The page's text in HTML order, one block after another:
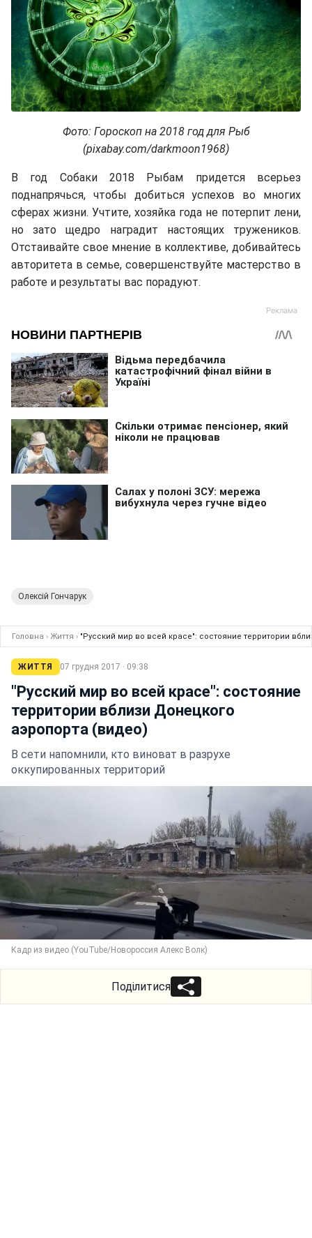
Фото: Гороскоп на 2018 год для Рыб
(pixabay.com/darkmoon1968)
В год Собаки 2018 Рыбам придется всерьез
поднапрячься, чтобы добиться успехов во многих
сферах жизни. Учтите, хозяйка года не потерпит лени,
но зато щедро наградит настоящих тружеников.
Отстаивайте свое мнение в коллективе, добивайтесь
авторитета в семье, совершенствуйте мастерство в
работе и результаты вас порадуют.
Олексій Гончарук
Головна › Життя › "Русский мир во всей красе": состояние территории
ЖИТТЯ 07 грудня 2017 · 09:38
"Русский мир во всей красе": состояние
территории вблизи Донецкого
аэропорта (видео)
В сети напомнили, кто виноват в разрухе
оккупированных территорий
Кадр из видео (YouTube/Новороссия Алекс Волк)
Поділитися